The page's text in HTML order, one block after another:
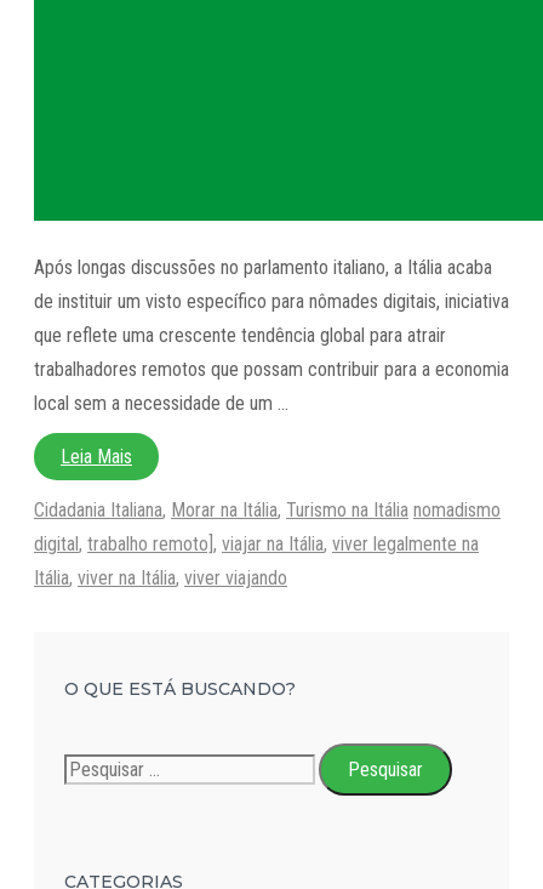
Após longas discussões no parlamento italiano, a Itália acaba
de instituir um visto específico para nômades digitais, iniciativa
que reflete uma crescente tendência global para atrair
trabalhadores remotos que possam contribuir para a economia
local sem a necessidade de um …
Leia Mais
Categorias
Cidadania Italiana, Morar na Itália, Turismo na Itália Tags
nomadismo
digital, trabalho remoto] , viajar na Itália, viver legalmente na
Itália, viver na Itália, viver viajando
O QUE ESTÁ BUSCANDO?
por:
CATEGORIAS